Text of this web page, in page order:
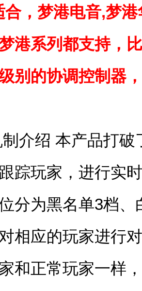
合，梦港电音,梦
港系列都支持，
别的协调控制器
介绍 本产品打
踪玩家，进行实
分为黑名单3档
相应的玩家进行
和正常玩家一样